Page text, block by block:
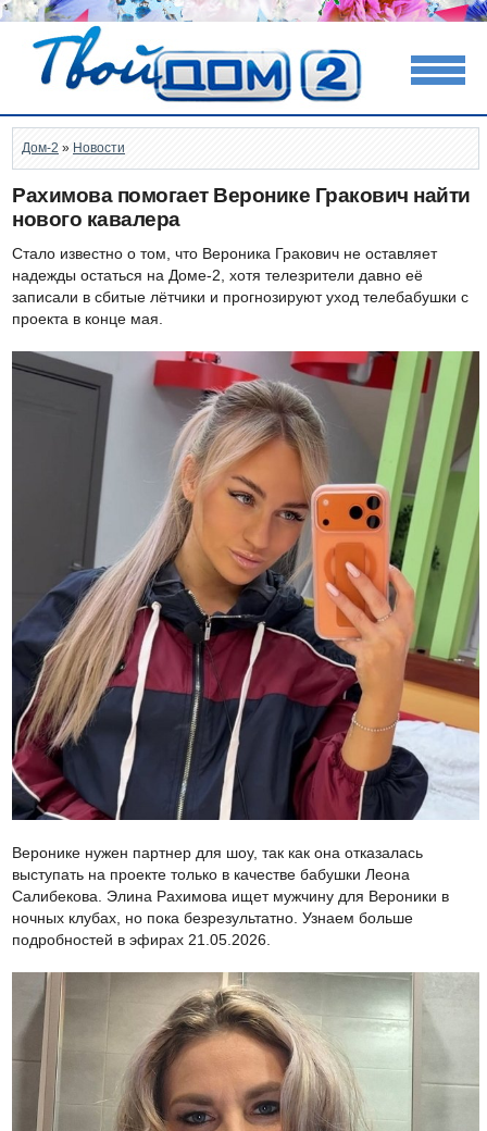
Дом-2 » Новости
Рахимова помогает Веронике Гракович найти
нового кавалера
Стало известно о том, что Вероника Гракович не оставляет
надежды остаться на Доме-2, хотя телезрители давно её
записали в сбитые лётчики и прогнозируют уход телебабушки с
проекта в конце мая.
Веронике нужен партнер для шоу, так как она отказалась
выступать на проекте только в качестве бабушки Леона
Салибекова. Элина Рахимова ищет мужчину для Вероники в
ночных клубах, но пока безрезультатно. Узнаем больше
подробностей в эфирах 21.05.2026.